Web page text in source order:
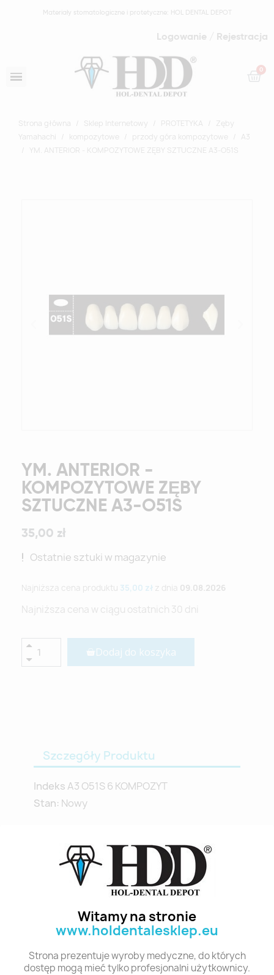
Witamy na stronie
www.holdentalesklep.eu
Strona prezentuje wyroby medyczne, do których
dostęp mogą mieć tylko profesjonalni użytkownicy.
Materiały stomatologiczne i protetyczne: HOL DENTAL DEPOT
Logowanie / Rejestracja
Strona główna Sklep Internetowy PROTETYKA
Zęby
Yamahachi
kompozytowe przody góra kompozytowe
A3
YM. ANTERIOR - KOMPOZYTOWE ZĘBY SZTUCZNE A3-O51S
YM. ANTERIOR -
KOMPOZYTOWE ZĘBY
SZTUCZNE A3-O51S
35,00 zł
Ostatnie sztuki w magazynie
Najniższa cena produktu 35,00 zł z dnia 09.08.2026
Najniższa cena w ciągu ostatnich 30 dni
Dodaj do koszyka
Szczegóły Produktu
Indeks A3 O51S 6 KOMPOZYT
Stan: Nowy
Polecane produkty z tej kategorii